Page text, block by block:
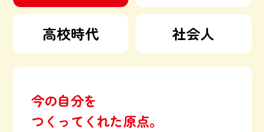
高校時代 社会人
今の自分を
つくってくれた原点。